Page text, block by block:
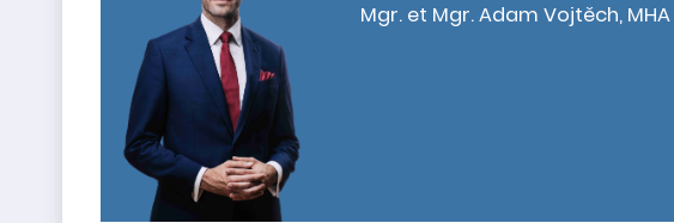
Mgr. et Mgr. Adam Vojtěch, MHA